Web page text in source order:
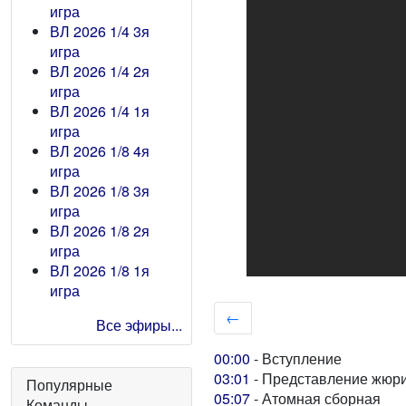
игра
ВЛ 2026 1/4 3я
игра
ВЛ 2026 1/4 2я
игра
ВЛ 2026 1/4 1я
игра
ВЛ 2026 1/8 4я
игра
ВЛ 2026 1/8 3я
игра
ВЛ 2026 1/8 2я
игра
ВЛ 2026 1/8 1я
игра
Все эфиры...
Популярные
←
00:00 - Вступление
03:01 - Представление
05:07- Атомная сборная